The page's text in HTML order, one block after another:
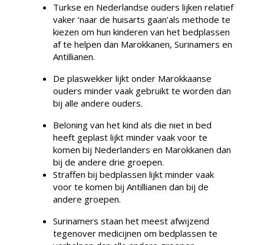
Turkse en Nederlandse ouders lijken relatief
vaker ‘naar de huisarts gaan’als methode te
kiezen om hun kinderen van het bedplassen
af te helpen dan Marokkanen, Surinamers en
Antillianen.
De plaswekker lijkt onder Marokkaanse
ouders minder vaak gebruikt te worden dan
bij alle andere ouders.
Beloning van het kind als die niet in bed
heeft geplast lijkt minder vaak voor te
komen bij Nederlanders en Marokkanen dan
bij de andere drie groepen.
Straffen bij bedplassen lijkt minder vaak
voor te komen bij Antillianen dan bij de
andere groepen.
Surinamers staan het meest afwijzend
tegenover medicijnen om bedplassen te